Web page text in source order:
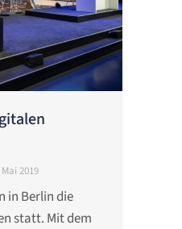
Mai 2019
in Berlin die
statt. Mit dem